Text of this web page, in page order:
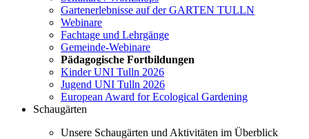
Gartenerlebnisse auf der GARTEN TULLN
Webinare
Fachtage und Lehrgänge
Gemeinde-Webinare
Pädagogische Fortbildungen
Kinder UNI Tulln 2026
Jugend UNI Tulln 2026
European Award for Ecological Gardening
Schaugärten
Unsere Schaugärten und Aktivitäten im Überblick